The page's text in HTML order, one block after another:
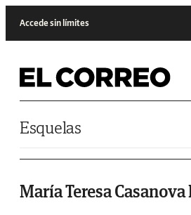
Accede sin límites
Esquelas
María Teresa